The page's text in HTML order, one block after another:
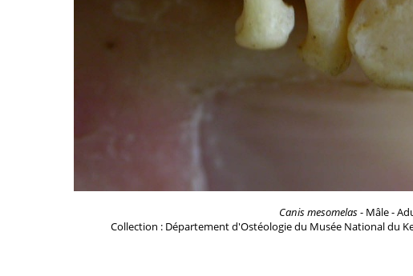
Canis mesomelas- Mâle -
Collection : Département d'Ostéologie du Musée National du